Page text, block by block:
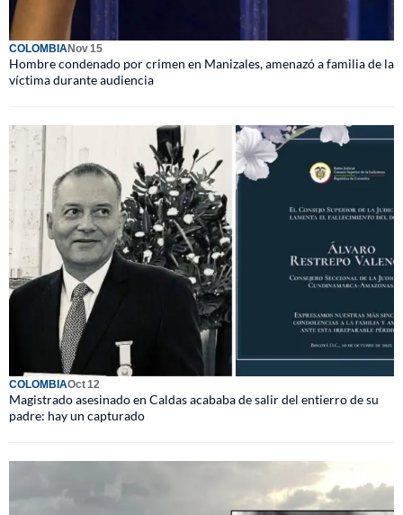
COLOMBIANov 15
Hombre condenado por crimen en Manizales, amenazó a familia de la
víctima durante audiencia
COLOMBIAOct 12
Magistrado asesinado en Caldas acababa de salir del entierro de su
padre: hay un capturado